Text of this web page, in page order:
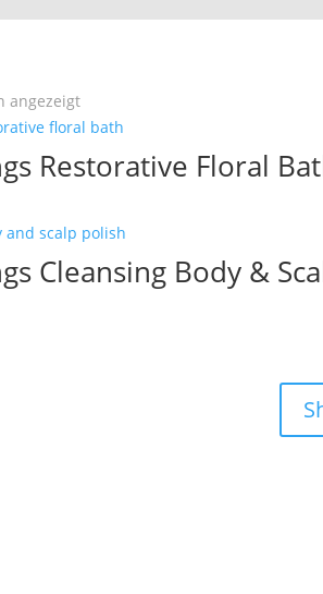
angezeigtNach
Aktualität
Restorative Floral
Cleansing Body &